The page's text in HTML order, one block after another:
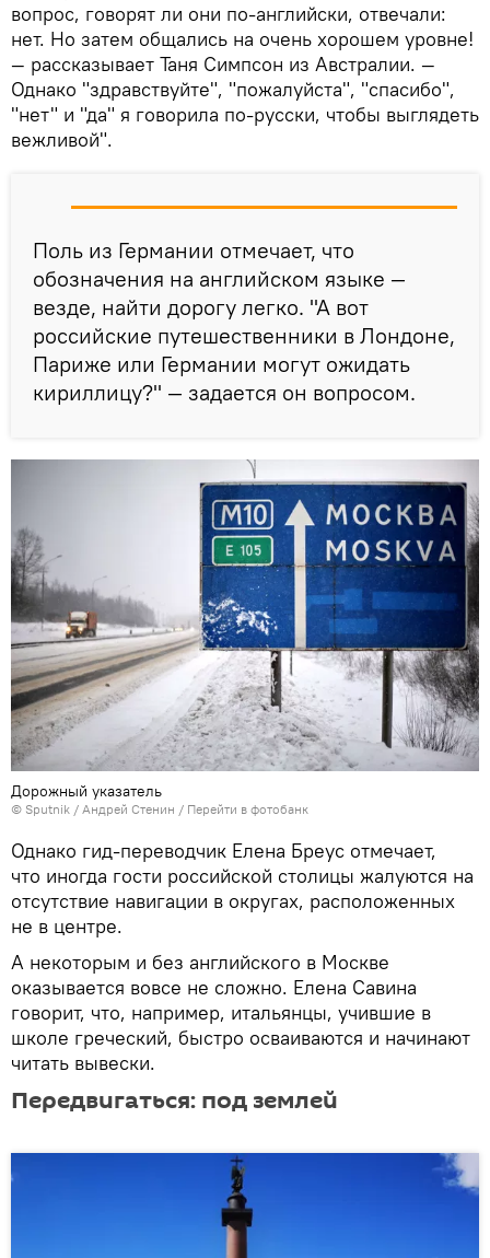
вопрос, говорят ли они по-английски, отвечали:
нет. Но затем общались на очень хорошем уровне!
— рассказывает Таня Симпсон из Австралии. —
Однако "здравствуйте", "пожалуйста", "спасибо",
"нет" и "да" я говорила по-русски, чтобы выглядеть
вежливой".
Поль из Германии отмечает, что
обозначения на английском языке —
везде, найти дорогу легко. "А вот
российские путешественники в Лондоне,
Париже или Германии могут ожидать
кириллицу?" — задается он вопросом.
Дорожный указатель
© Sputnik / Андрей Стенин / Перейти в фотобанк
Однако гид-переводчик Елена Бреус отмечает,
что иногда гости российской столицы жалуются на
отсутствие навигации в округах, расположенных
не в центре.
А некоторым и без английского в Москве
оказывается вовсе не сложно. Елена Савина
говорит, что, например, итальянцы, учившие в
школе греческий, быстро осваиваются и начинают
читать вывески.
Передвигаться: под землей